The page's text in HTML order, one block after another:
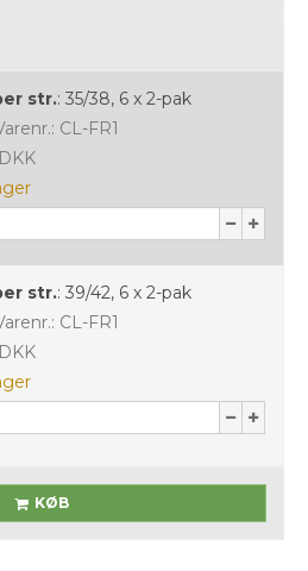
str.: 35/38, 6 x 2-pak
CL-FR1
str.: 39/42, 6 x 2-pak
CL-FR1
KØB